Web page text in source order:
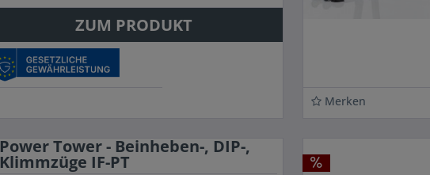
ZUM PRODUKT
Merken
Power Tower - Beinheben-, DIP-,
Klimmzüge IF-PT